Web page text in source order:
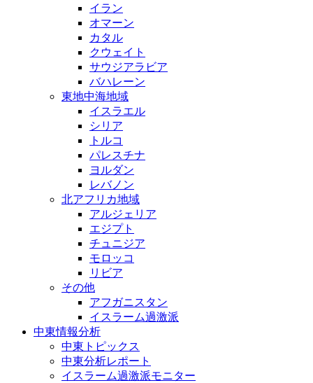
イラン
オマーン
カタル
クウェイト
サウジアラビア
バハレーン
東地中海地域
イスラエル
シリア
トルコ
パレスチナ
ヨルダン
レバノン
北アフリカ地域
アルジェリア
エジプト
チュニジア
モロッコ
リビア
その他
アフガニスタン
イスラーム過激派
中東情報分析
中東トピックス
中東分析レポート
イスラーム過激派モニター